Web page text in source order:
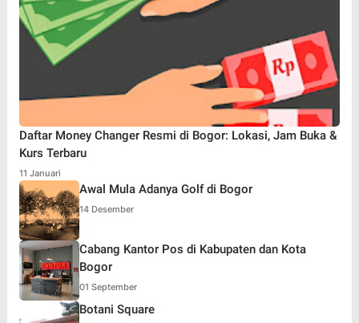
Daftar Money Changer Resmi di Bogor: Lokasi, Jam Buka &
Kurs Terbaru
11 Januari
Awal Mula Adanya Golf di Bogor
14 Desember
Cabang Kantor Pos di Kabupaten dan Kota
Bogor
01 September
Botani Square